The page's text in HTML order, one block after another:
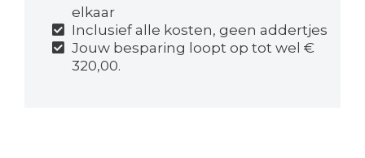
elkaar
Inclusief alle kosten, geen addertjes
Jouw besparing loopt op tot wel €
320,00.